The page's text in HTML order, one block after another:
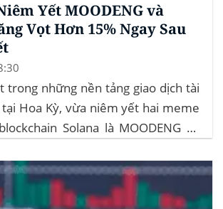
Yết MOODENG và
Vọt Hơn 15% Ngay Sau
trong những nền tảng giao dịch tài
Hoa Kỳ, vừa niêm yết hai meme
Solana là MOODENG và
tiền số, với mức tăng hơn...